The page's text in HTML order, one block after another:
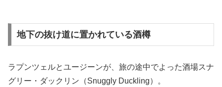
地下の抜け道に置かれている酒樽
ラプンツェルとユージーンが、旅の途中でよった酒場スナ
グリー・ダックリン（Snuggly Duckling）。